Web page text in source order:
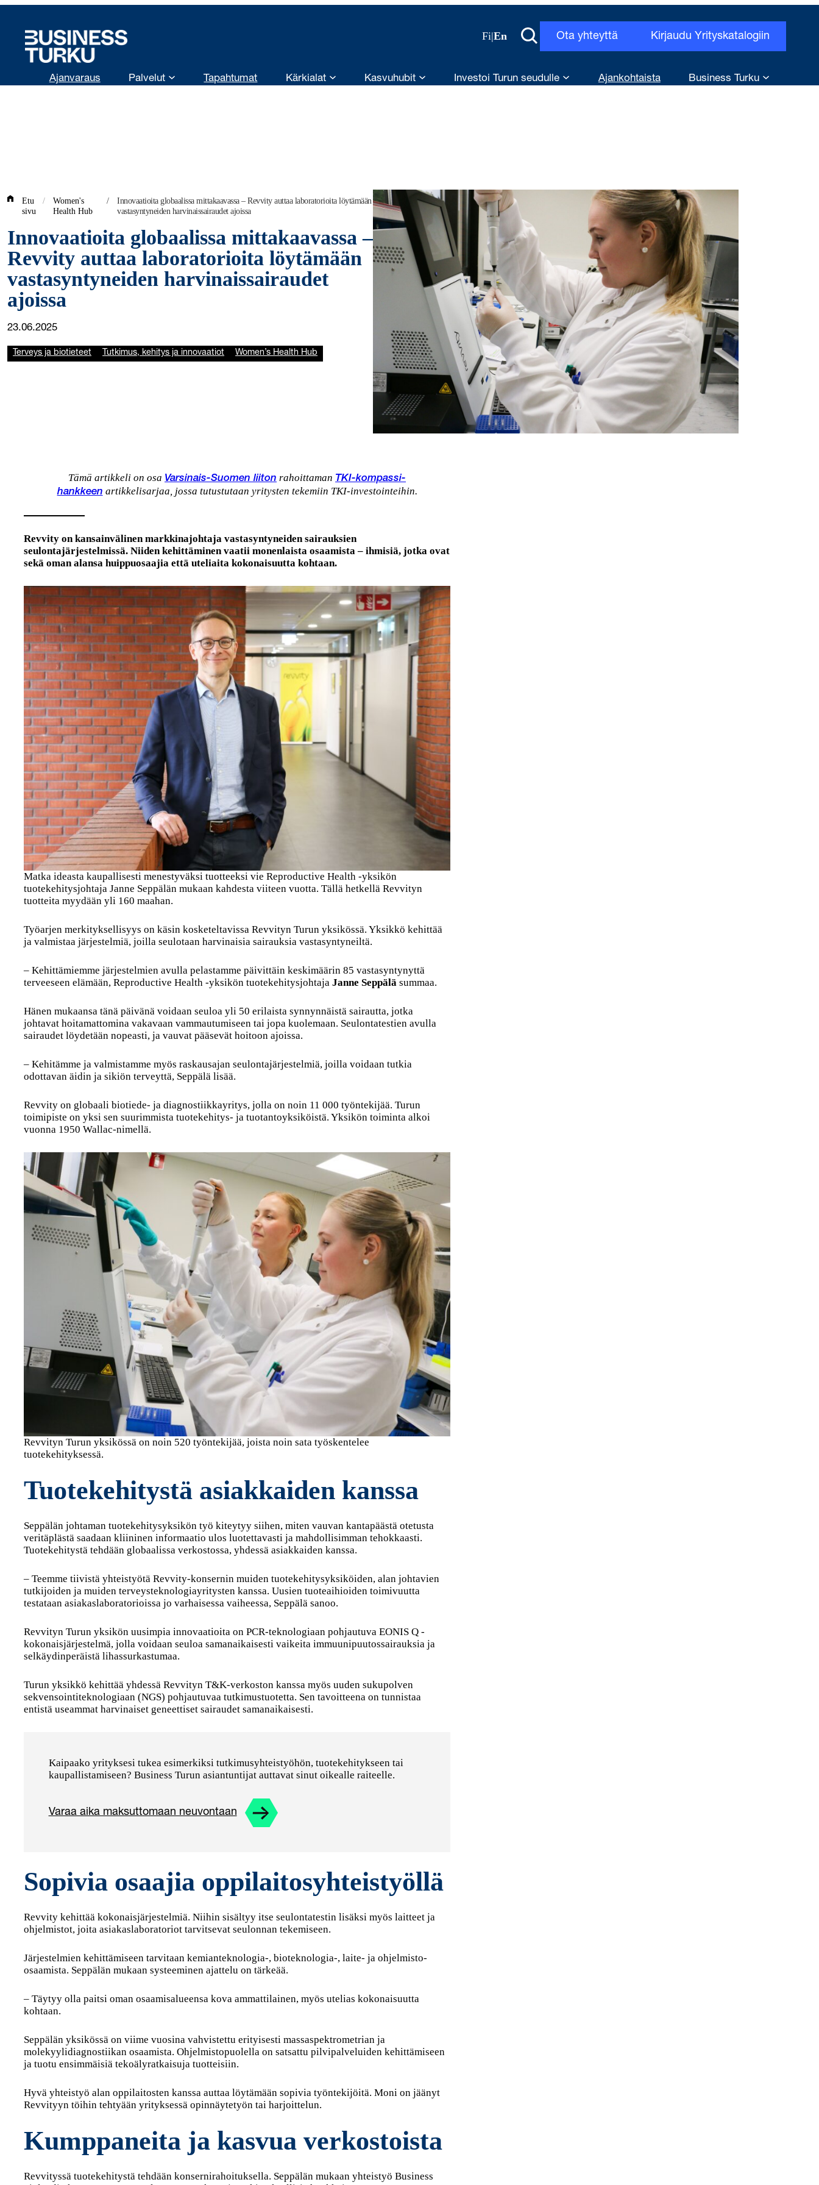
Fi|En Ota yhteyttä Kirjaudu Yrityskatalogiin
Ajanvaraus Palvelut Tapahtumat Kärkialat Kasvuhubit Investoi Turun seudulle Ajankohtaista Business Turku
Etu
sivu
/
Women's
Health Hub
/
Innovaatioita globaalissa mittakaavassa – Revvity auttaa laboratorioita löytämään
vastasyntyneiden harvinaissairaudet ajoissa
Innovaatioita globaalissa mittakaavassa –
Revvity auttaa laboratorioita löytämään
vastasyntyneiden harvinaissairaudet
ajoissa
23.06.2025
Terveys ja biotieteet Tutkimus, kehitys ja innovaatiot Women’s Health Hub
Tämä artikkeli on osa Varsinais-Suomen liiton rahoittaman TKI-kompassi-
hankkeen artikkelisarjaa, jossa tutustutaan yritysten tekemiin TKI-investointeihin.
Revvity on kansainvälinen markkinajohtaja vastasyntyneiden sairauksien
seulontajärjestelmissä. Niiden kehittäminen vaatii monenlaista osaamista – ihmisiä, jotka ovat
sekä oman alansa huippuosaajia että uteliaita kokonaisuutta kohtaan.
Matka ideasta kaupallisesti menestyväksi tuotteeksi vie Reproductive Health -yksikön
tuotekehitysjohtaja Janne Seppälän mukaan kahdesta viiteen vuotta. Tällä hetkellä Revvityn
tuotteita myydään yli 160 maahan.
Työarjen merkityksellisyys on käsin kosketeltavissa Revvityn Turun yksikössä. Yksikkö kehittää
ja valmistaa järjestelmiä, joilla seulotaan harvinaisia sairauksia vastasyntyneiltä.
– Kehittämiemme järjestelmien avulla pelastamme päivittäin keskimäärin 85 vastasyntynyttä
terveeseen elämään, Reproductive Health -yksikön tuotekehitysjohtajaJanne Seppälä summaa.
Hänen mukaansa tänä päivänä voidaan seuloa yli 50 erilaista synnynnäistä sairautta, jotka
johtavat hoitamattomina vakavaan vammautumiseen tai jopa kuolemaan. Seulontatestien avulla
sairaudet löydetään nopeasti, ja vauvat pääsevät hoitoon ajoissa.
– Kehitämme ja valmistamme myös raskausajan seulontajärjestelmiä, joilla voidaan tutkia
odottavan äidin ja sikiön terveyttä, Seppälä lisää.
Revvity on globaali biotiede- ja diagnostiikkayritys, jolla on noin 11 000 työntekijää. Turun
toimipiste on yksi sen suurimmista tuotekehitys- ja tuotantoyksiköistä. Yksikön toiminta alkoi
vuonna 1950 Wallac-nimellä.
Revvityn Turun yksikössä on noin 520 työntekijää, joista noin sata työskentelee
tuotekehityksessä.
Tuotekehitystä asiakkaiden kanssa
Seppälän johtaman tuotekehitysyksikön työ kiteytyy siihen, miten vauvan kantapäästä otetusta
veritäplästä saadaan kliininen informaatio ulos luotettavasti ja mahdollisimman tehokkaasti.
Tuotekehitystä tehdään globaalissa verkostossa, yhdessä asiakkaiden kanssa.
– Teemme tiivistä yhteistyötä Revvity-konsernin muiden tuotekehitysyksiköiden, alan johtavien
tutkijoiden ja muiden terveysteknologiayritysten kanssa. Uusien tuoteaihioiden toimivuutta
testataan asiakaslaboratorioissa jo varhaisessa vaiheessa, Seppälä sanoo.
Revvityn Turun yksikön uusimpia innovaatioita on PCR-teknologiaan pohjautuva EONIS Q -
kokonaisjärjestelmä, jolla voidaan seuloa samanaikaisesti vaikeita immuunipuutossairauksia ja
selkäydinperäistä lihassurkastumaa.
Turun yksikkö kehittää yhdessä Revvityn T&K-verkoston kanssa myös uuden sukupolven
sekvensointiteknologiaan (NGS) pohjautuvaa tutkimustuotetta. Sen tavoitteena on tunnistaa
entistä useammat harvinaiset geneettiset sairaudet samanaikaisesti.
Kaipaako yrityksesi tukea esimerkiksi tutkimusyhteistyöhön, tuotekehitykseen tai
kaupallistamiseen? Business Turun asiantuntijat auttavat sinut oikealle raiteelle.
Varaa aika maksuttomaan neuvontaan
Sopivia osaajia oppilaitosyhteistyöllä
Revvity kehittää kokonaisjärjestelmiä. Niihin sisältyy itse seulontatestin lisäksi myös laitteet ja
ohjelmistot, joita asiakaslaboratoriot tarvitsevat seulonnan tekemiseen.
Järjestelmien kehittämiseen tarvitaan kemianteknologia-, bioteknologia-, laite- ja ohjelmisto-
osaamista. Seppälän mukaan systeeminen ajattelu on tärkeää.
– Täytyy olla paitsi oman osaamisalueensa kova ammattilainen, myös utelias kokonaisuutta
kohtaan.
Seppälän yksikössä on viime vuosina vahvistettu erityisesti massaspektrometrian ja
molekyylidiagnostiikan osaamista. Ohjelmistopuolella on satsattu pilvipalveluiden kehittämiseen
ja tuotu ensimmäisiä tekoälyratkaisuja tuotteisiin.
Hyvä yhteistyö alan oppilaitosten kanssa auttaa löytämään sopivia työntekijöitä. Moni on jäänyt
Revvityyn töihin tehtyään yrityksessä opinnäytetyön tai harjoittelun.
Kumppaneita ja kasvua verkostoista
Revvityssä tuotekehitystä tehdään konsernirahoituksella. Seppälän mukaan yhteistyö Business